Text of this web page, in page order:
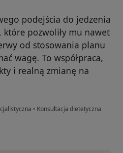
podejścia do jedzenia
które pozwoliły mu nawet
od stosowania planu
wagę. To współpraca,
i realną zmianę na
• Konsultacja dietetyczna